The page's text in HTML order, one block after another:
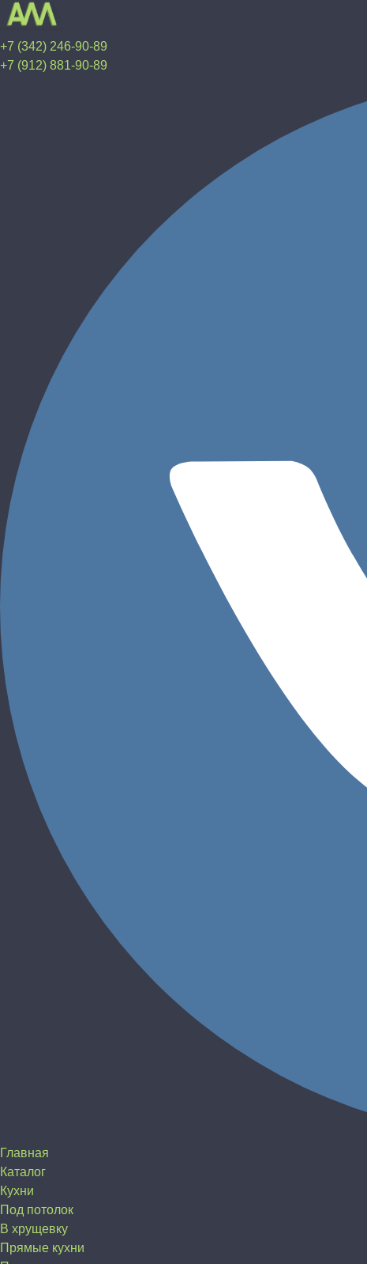
+7 (342) 246-90-89
+7 (912) 881-90-89
Главная
Каталог
Кухни
Под потолок
В хрущевку
Прямые кухни